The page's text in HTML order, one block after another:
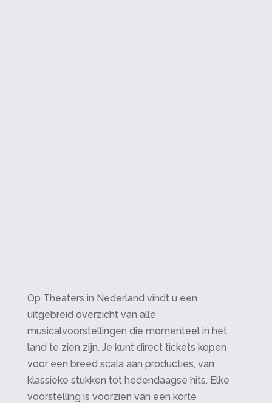
Op Theaters in Nederland vindt u een
uitgebreid overzicht van alle
musicalvoorstellingen die momenteel in het
land te zien zijn. Je kunt direct tickets kopen
voor een breed scala aan producties, van
klassieke stukken tot hedendaagse hits. Elke
voorstelling is voorzien van een korte